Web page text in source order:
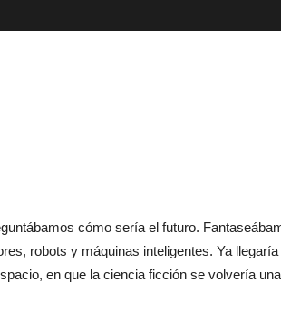
cómo sería el futuro.
robots y máquinas inteligentes. Ya llegaría
en que la ciencia ficción se volvería